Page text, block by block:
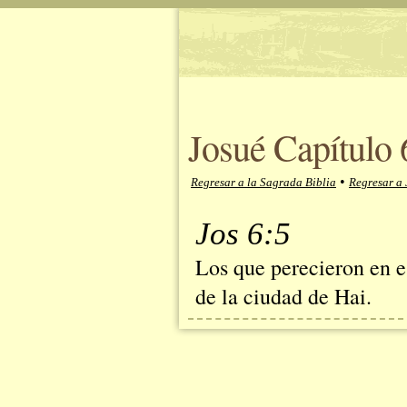
Josué Capítulo
Regresar a la Sagrada Biblia • Regresar
Jos 6:5
Los que perecieron en
de la ciudad de Hai.